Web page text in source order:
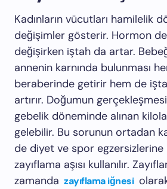
Kadınların vücutları hamilelik
değişimler gösterir. Hormon
değişirken iştah da artar.
annenin karnında bulunması
beraberinde getirir hem de
artırır. Doğumun
gebelik döneminde alınan
gelebilir. Bu sorunun ortadan
de diyet ve spor egzersizlerine
zayıflama aşısı kullanılır.
zamanda zayıflama iğnesi